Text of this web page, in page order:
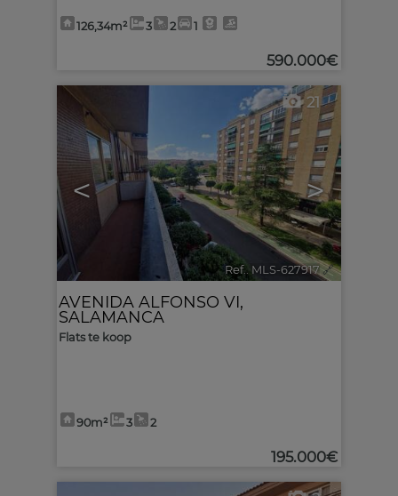
126,34m² 3 2 1
590.000€
< >
21
Ref.. MLS-627917 🔗
AVENIDA ALFONSO VI,
SALAMANCA
Flats te koop
90m² 3 2
195.000€